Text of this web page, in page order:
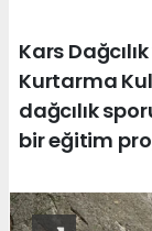
Kars
Kurtarma
dağcılık
bir eğitim